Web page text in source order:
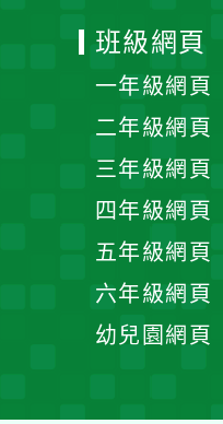
班級網頁
一年級網頁
二年級網頁
三年級網頁
四年級網頁
五年級網頁
六年級網頁
幼兒園網頁